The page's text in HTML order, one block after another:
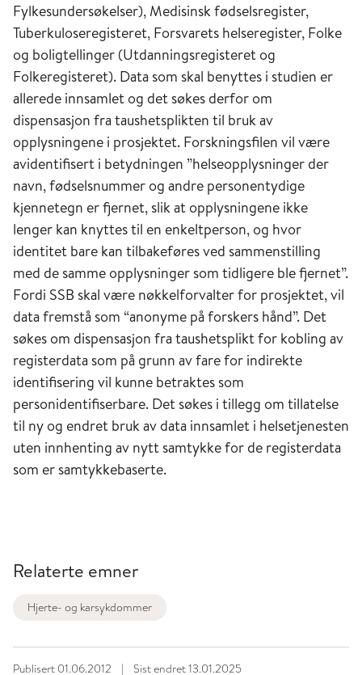
Fylkesundersøkelser), Medisinsk fødselsregister,
Tuberkuloseregisteret, Forsvarets helseregister, Folke
og boligtellinger (Utdanningsregisteret og
Folkeregisteret). Data som skal benyttes i studien er
allerede innsamlet og det søkes derfor om
dispensasjon fra taushetsplikten til bruk av
opplysningene i prosjektet. Forskningsfilen vil være
avidentifisert i betydningen ”helseopplysninger der
navn, fødselsnummer og andre personentydige
kjennetegn er fjernet, slik at opplysningene ikke
lenger kan knyttes til en enkeltperson, og hvor
identitet bare kan tilbakeføres ved sammenstilling
med de samme opplysninger som tidligere ble fjernet”.
Fordi SSB skal være nøkkelforvalter for prosjektet, vil
data fremstå som “anonyme på forskers hånd”. Det
søkes om dispensasjon fra taushetsplikt for kobling av
registerdata som på grunn av fare for indirekte
identifisering vil kunne betraktes som
personidentifiserbare. Det søkes i tillegg om tillatelse
til ny og endret bruk av data innsamlet i helsetjenesten
uten innhenting av nytt samtykke for de registerdata
som er samtykkebaserte.
Relaterte emner
Hjerte- og karsykdommer
Publisert 01.06.2012 | Sist endret13.01.2025